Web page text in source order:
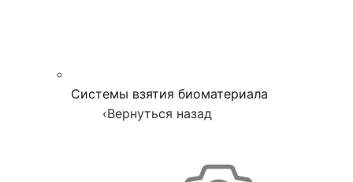
Системы взятия биоматериала
‹Вернуться назад